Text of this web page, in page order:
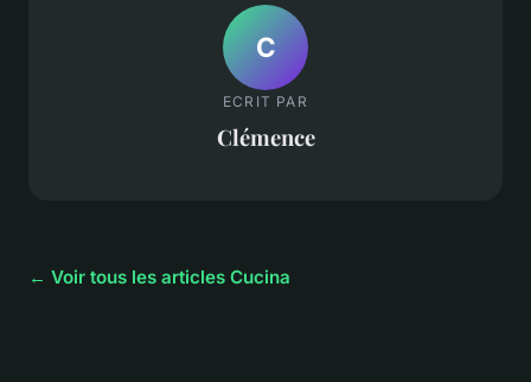
C
ECRIT PAR
Clémence
← Voir tous les articles Cucina